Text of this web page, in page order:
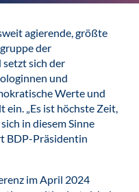
agierende, größte
der
sich der
und
Werte und
ein. „Es ist höchste Zeit,
in diesem Sinne
BDP-Präsidentin
im April 2024